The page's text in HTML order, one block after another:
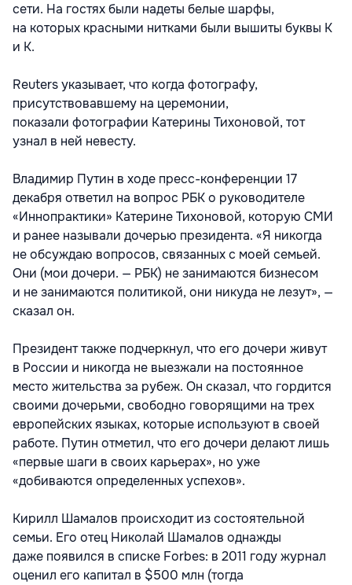
сети. На гостях были надеты белые шарфы,
на которых красными нитками были вышиты буквы К
и К.
Reuters указывает, что когда фотографу,
присутствовавшему на церемонии,
показали фотографии Катерины Тихоновой, тот
узнал в ней невесту.
Владимир Путин в ходе пресс-конференции 17
декабря ответил на вопрос РБК о руководителе
«Иннопрактики» Катерине Тихоновой, которую СМИ
и ранее называли дочерью президента. «Я никогда
не обсуждаю вопросов, связанных с моей семьей.
Они (мои дочери. — РБК) не занимаются бизнесом
и не занимаются политикой, они никуда не лезут», —
сказал он.
Президент также подчеркнул, что его дочери живут
в России и никогда не выезжали на постоянное
место жительства за рубеж. Он сказал, что гордится
своими дочерьми, свободно говорящими на трех
европейских языках, которые используют в своей
работе. Путин отметил, что его дочери делают лишь
«первые шаги в своих карьерах», но уже
«добиваются определенных успехов».
Кирилл Шамалов происходит из состоятельной
семьи. Его отец Николай Шамалов однажды
даже появился в списке Forbes: в 2011 году журнал
оценил его капитал в $500 млн (тогда